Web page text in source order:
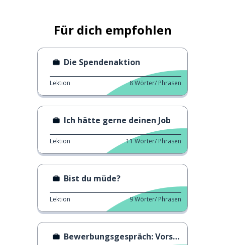
Für dich empfohlen
Die Spendenaktion
Lektion 8Wörter/ Phrasen
Ich hätte gerne deinen Job
Lektion 11Wörter/ Phrasen
Bist du müde?
Lektion 9Wörter/ Phrasen
Bewerbungsgespräch: Vorstellung